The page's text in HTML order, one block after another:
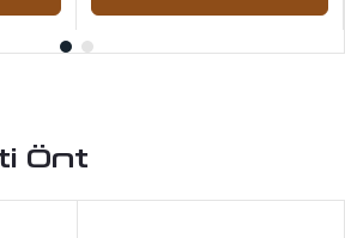
Önt